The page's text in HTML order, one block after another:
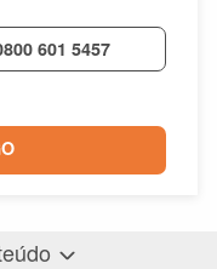
601 5457